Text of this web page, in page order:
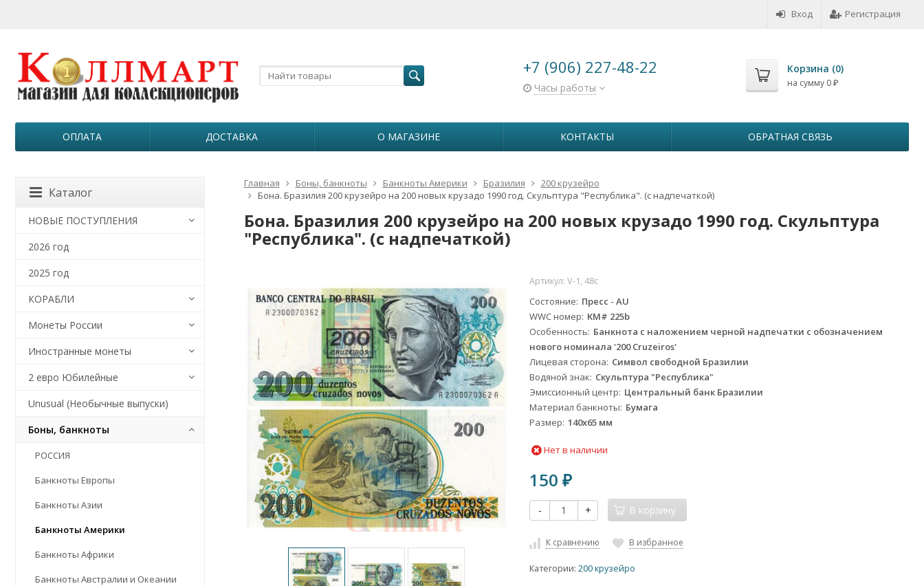
Вход Регистрация
+7 (906) 227-48-22
Часы работы
Корзина (0)
на сумму 0 ₽
ОПЛАТА ДОСТАВКА О МАГАЗИНЕ КОНТАКТЫ ОБРАТНАЯ СВЯЗЬ
Главная Боны, банкноты Банкноты Америки Бразилия
200 крузейро
Бона. Бразилия 200 крузейро на 200 новых крузадо 1990 год. Скульптура "Республика". (с надпечаткой)
Бона. Бразилия 200 крузейро на 200 новых крузадо 1990 год. Скульптура
"Республика". (с надпечаткой)
Артикул:V-1, 48с
Состояние Пресс - AU
WWC номер KM# 225b
Особенность Банкнота с наложением черной надпечатки с обозначением
нового номинала '200 Cruzeiros'
Лицевая сторона Символ свободной Бразилии
Водяной знак Скульптура "Республика"
Эмиссионный центр Центральный банк Бразилии
Материал банкноты Бумага
Размер 140х65 мм
Нет в наличии
150₽
- + В корзину
К сравнению В избранное
Категории:200 крузейро
Каталог
НОВЫЕ ПОСТУПЛЕНИЯ
2026 год
2025 год
КОРАБЛИ
Монеты России
Иностранные монеты
2 евро Юбилейные
Unusual (Необычные выпуски)
Боны, банкноты
РОССИЯ
Банкноты Европы
Банкноты Азии
Банкноты Америки
Банкноты Африки
Банкноты Австралии и Океании